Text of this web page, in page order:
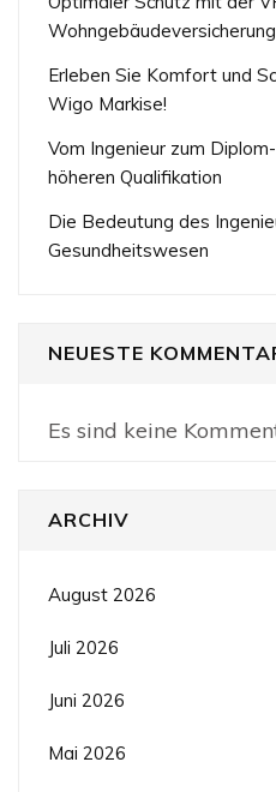
Erleben Sie Komfort und
Wigo Markise!
Vom Ingenieur zum
höheren Qualifikation
Die Bedeutung des
Gesundheitswesen
NEUESTE
Es sind keine
ARCHIV
August 2026
Juli 2026
Juni 2026
Mai 2026